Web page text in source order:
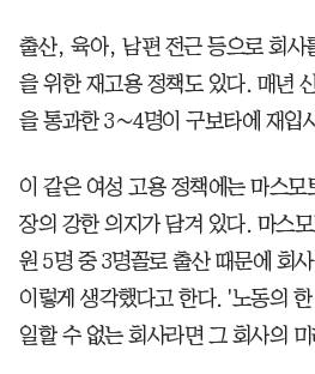
출산, 육아, 남편 전근 등으로 회사
을 위한 재고용 정책도 있다. 매년
을 통과한 3∼4명이 구보타에 재입
이 같은 여성 고용 정책에는 마스
장의 강한 의지가 담겨 있다. 마스
원 5명 중 3명꼴로 출산 때문에 회
이렇게 생각했다고 한다. '노동의
일할 수 없는 회사라면 그 회사의